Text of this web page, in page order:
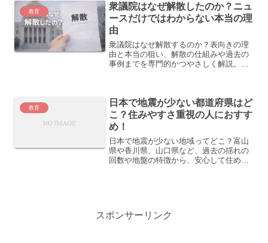
教育
衆議院はなぜ解散したのか？ニュ
ースだけではわからない本当の理
由
衆議院はなぜ解散するのか？表向きの理
由と本当の狙い、解散の仕組みや過去の
事例までを専門的かつやさしく解説。選
教育
日本で地震が少ない都道府県はど
こ？住みやすさ重視の人におすす
め！
日本で地震が少ない地域ってどこ？富山
県や香川県、山口県など、過去の揺れの
回数や地盤の特徴から、安心して住める
スポンサーリンク